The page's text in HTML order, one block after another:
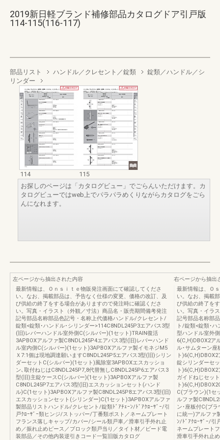
2019新日軽ブランド補修部品カタログドア引戸版
114-115(116-117)
部品リスト ハンドル／クレセント／錠類
錠類／ハンドル／シ
リンダー
114
115
お探しのページは「カタログビュー」でごらんいただけます。カ
タログビューではweb上でパラパラめくりながらカタログをごら
んになれます。
左ページから抽出された内容
最新情報は、Ｏｎｓｉｔｅ物販発注画面にて確認してくださ
い。なお、掲載部品は、予告なく仕様の変更、価格の改訂、及
び供給の終了をする場合がありますので発注時に確認くださ
い。写真・イラスト（外観／寸法）商品名・販売期間備考発注
記号部品名称部品色記号・名称上代価格ハンドル/クレセント/
錠類<錠類･ハンドル･シリンダー>114C8NDL245P3エアパス3型
(旧)レバーハンドル室外側C(シルバー)(1セット)TRAIN復活
3APBOXアルファ製C8NDL245P4エアパス3型(旧)レバーハンド
ル室内側C(シルバー)(1セット)3APBOXアルファ製イモネジM5
Ｘ7:1個は現地調達願いますC8NDL245P5エアパス3型(旧)シリン
ダーセットC(シルバー)(1セット)風除室3APBOXエスカッショ
ン､取付ねじはC8NDL245P7,8代替無しC8NDL245P6エアパス3
型(旧)主錠ケースC(シルバー)(1セット)3APBOXアルファ製
C8NDL245P7エアパス3型(旧)エスカッションセット(ハンド
ル)C(1セット)3APBOXアルファ製C8NDL245P8エアパス3型(旧)
エスカッションセット(シリンダー)C(1セット)3APBOXアルファ
製部品リストハンドル/クレセント/錠類ﾄﾞｱﾁｪｰﾝ/ﾄﾞｱｸﾛｰｻﾞｰ/引
戸ｸﾛｰｻﾞｰ類ヒンジ/ストッパー/丁番類ポスト／ネームプレート
フランス落しキャップ/カバー/シール類戸車／滑車引手外れ止
め／振れ止めピース／ブロック類戸当り／タイト材／ビード電
装部品／その他内装逆引きコード一覧旧版カタログ
右ページから抽出
最新情報は、Ｏ
い。なお、掲載
び供給の終了を
い。写真・イラ
記号部品名称部
ト/錠類<錠類･
型ハンドル室外
6(C,H)DBOX2ア
ル･サムターン座
ト
錠シリンダーセ
ト
ガイドねじセッ
ト
C(ブラウン)(1セ
ルファ製
ン･座板付C(ブ
に統一)アルファ
ﾝ/ﾄﾞｱｸﾛｰｻﾞｰ/引
ネームプレート
滑車引手外れ止